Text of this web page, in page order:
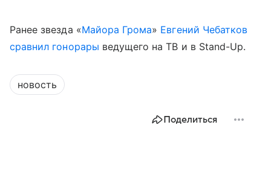
Ранее звезда «Майора Грома» Евгений Чебатков
сравнил гонорары ведущего на ТВ и в Stand-Up.
новость
Поделиться